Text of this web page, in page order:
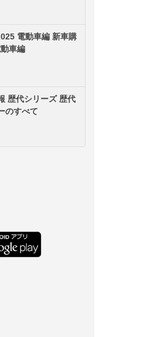
電動車編 新車購
車編
歴代シリーズ 歴代
のすべて